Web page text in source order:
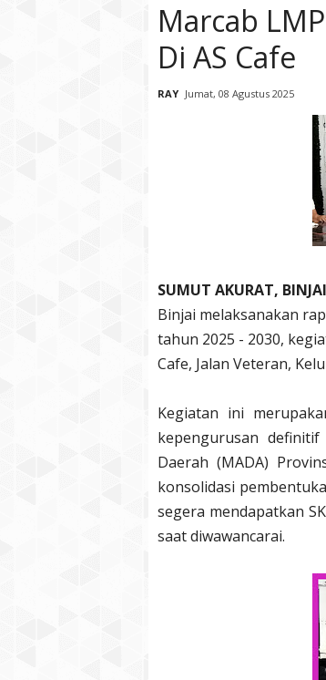
Marcab
Di AS Cafe
RAY Jumat, 08 Agustus 2025
SUMUT AKURAT, BINJAI
Binjai melaksanakan
tahun 2025 - 2030,
Cafe, Jalan Veteran,
Kegiatan ini
kepengurusan
Daerah (MADA)
konsolidasi
segera mendapatkan
saat diwawancarai.